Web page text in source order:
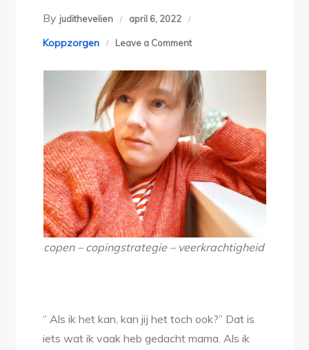
By judithevelien april 6, 2022
Koppzorgen Leave a Commenton
Kinderlijke
veerkrachtigheid
(11)
copen – copingstrategie – veerkrachtigheid
‘’ Als ik het kan, kan jij het toch ook?’’ Dat is
iets wat ik vaak heb gedacht mama. Als ik